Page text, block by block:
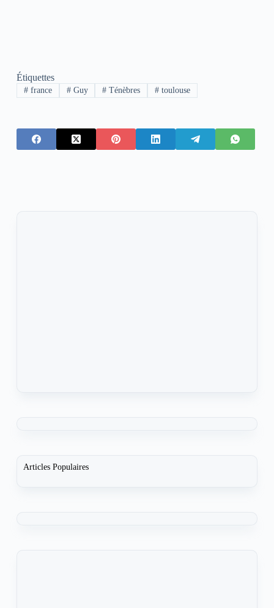
Étiquettes
#france #Guy # Ténèbres # toulouse
Articles Populaires